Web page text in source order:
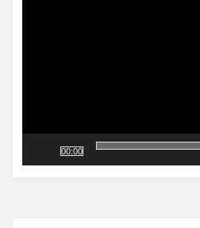
00:00